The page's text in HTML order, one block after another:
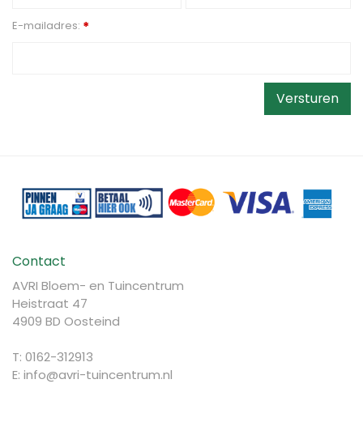
E-mailadres: *
Contact
AVRI Bloem- en Tuincentrum
Heistraat 47
4909 BD Oosteind
T: 0162-312913
E: info@avri-tuincentrum.nl